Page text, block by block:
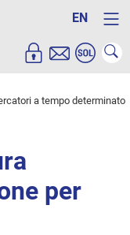
EN
a tempo determinato
per